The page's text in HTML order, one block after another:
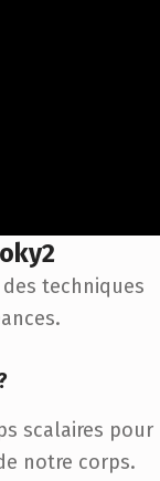
techniques
scalaires pour
notre corps.